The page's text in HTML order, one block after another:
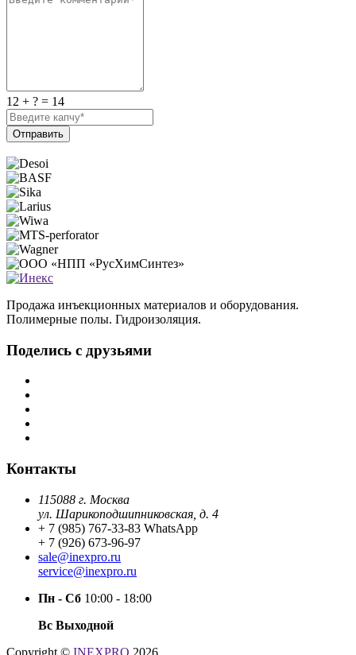
12 + ? = 14
Отправить
Продажа инъекционных материалов и оборудования.
Полимерные полы. Гидроизоляция.
Поделись с друзьями
Контакты
115088 г. Москва
ул. Шарикоподшипниковская, д. 4
+ 7 (985) 767-33-83 WhatsApp
+ 7 (926) 673-96-97
sale@inexpro.ru
service@inexpro.ru
Пн - Сб 10:00 - 18:00
Вс Выходной
Copyright © INEXPRO 2026